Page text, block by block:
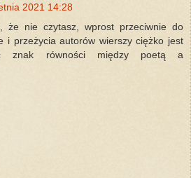
2021 14:28
że nie czytasz, wprost przeciwnie do
i przeżycia autorów wierszy ciężko jest
znak równości między poetą a